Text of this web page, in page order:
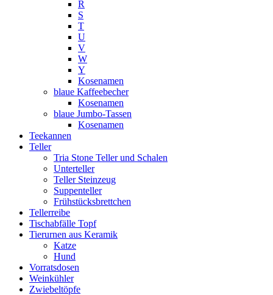
R
S
T
U
V
W
Y
Kosenamen
blaue Kaffeebecher
Kosenamen
blaue Jumbo-Tassen
Kosenamen
Teekannen
Teller
Tria Stone Teller und Schalen
Unterteller
Teller Steinzeug
Suppenteller
Frühstücksbrettchen
Tellerreibe
Tischabfälle Topf
Tierurnen aus Keramik
Katze
Hund
Vorratsdosen
Weinkühler
Zwiebeltöpfe